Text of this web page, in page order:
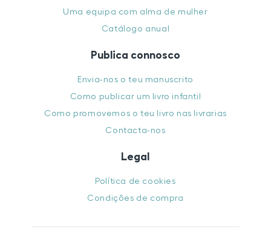
Uma equipa com alma de mulher
Catálogo anual
Publica connosco
Envia-nos o teu manuscrito
Como publicar um livro infantil
Como promovemos o teu livro nas livrarias
Contacta-nos
Legal
Política de cookies
Condições de compra